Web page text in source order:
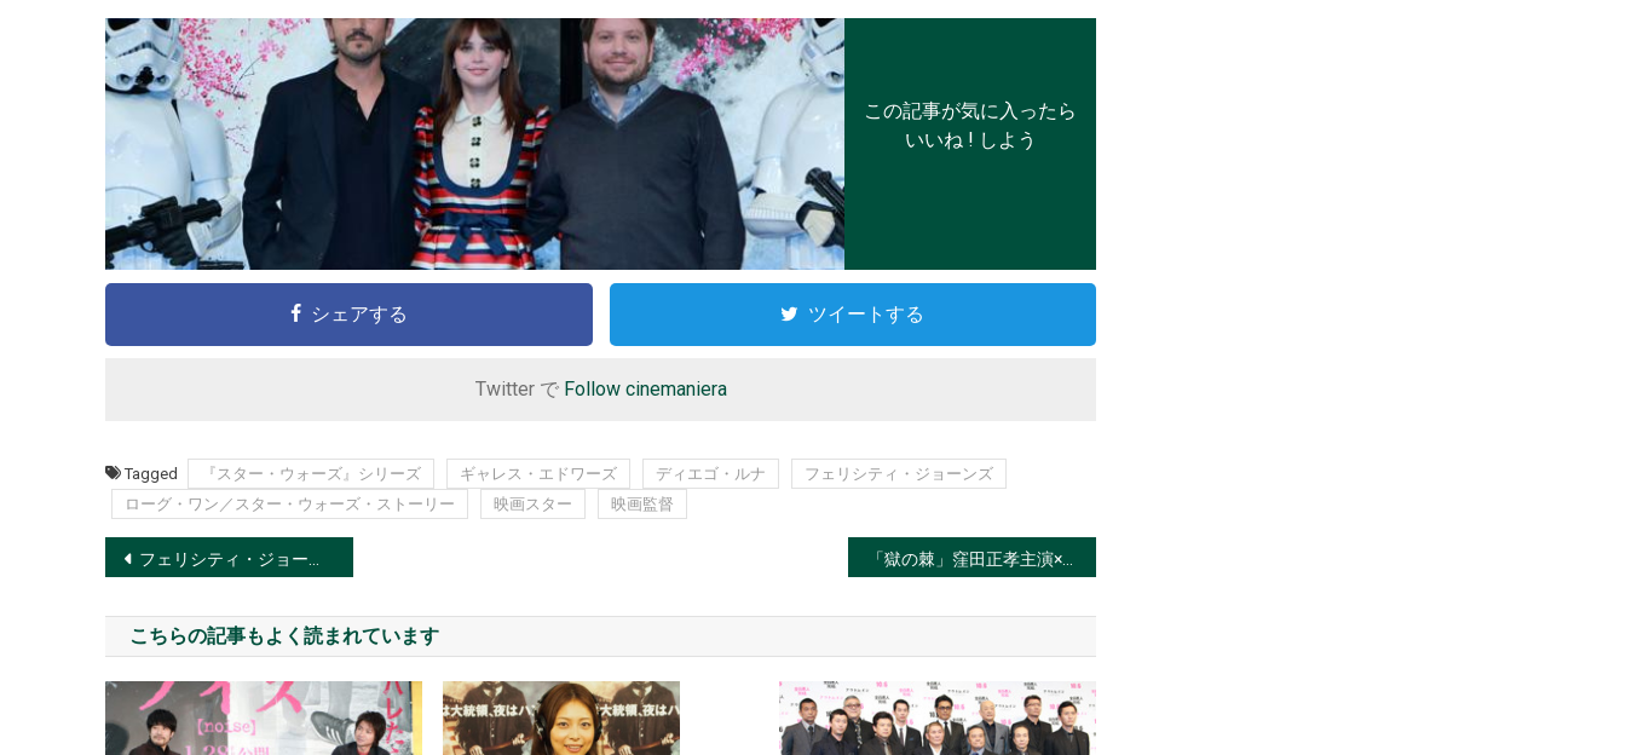
この記事が気に入ったら
いいね ! しよう
シェアする ツイートする
Twitter で Follow cinemaniera
Tagged 『スター・ウォーズ』シリーズ ギャレス・エドワーズ ディエゴ・ルナ
フェリシティ・ジョーンズ
ローグ・ワン／スター・ウォーズ・ストーリー
映画スター 映画監督
投
稿
ナ
ビ
フェリシティ・ジョーンズ初来日！空港騒然
こちらの記事もよく読まれています